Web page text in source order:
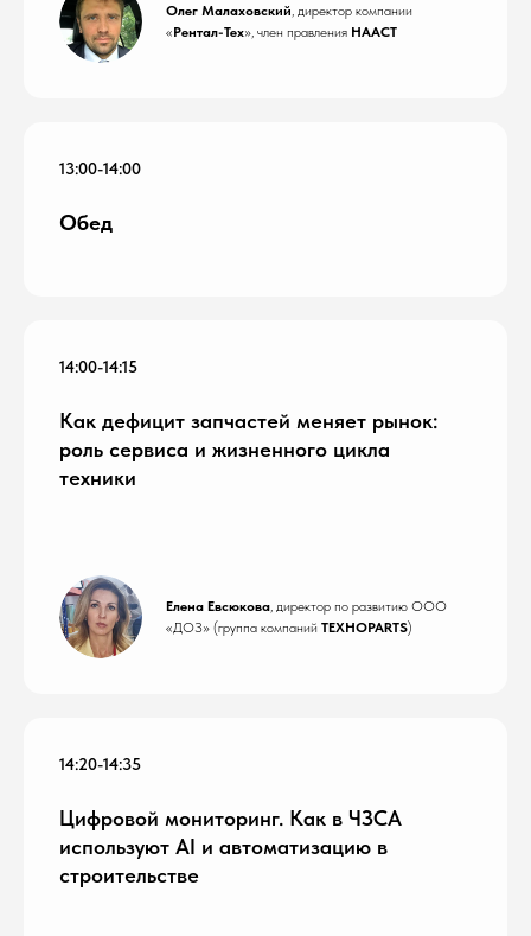
Олег Малаховский , директор компании
«Рентал-Тех», член правления НААСТ
13:00-14:00
Обед
14:00-14:15
Как дефицит запчастей меняет рынок:
роль сервиса и жизненного цикла
техники
Елена Евсюкова , директор по развитию ООО
«ДОЗ» (группа компаний ТЕХНОPARTS)
14:20-14:35
Цифровой мониторинг. Как в ЧЗСА
используют AI и автоматизацию в
строительстве